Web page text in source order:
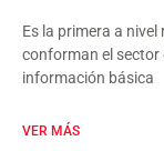
Es la primera a
conforman el sector
información básica
VER MÁS